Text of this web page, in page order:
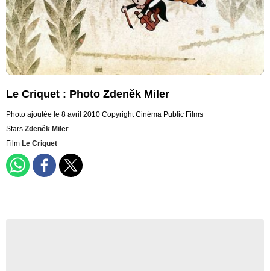
Le Criquet : Photo Zdeněk Miler
Photo ajoutée le 8 avril 2010 Copyright Cinéma Public Films
Stars Zdeněk Miler
Film Le Criquet